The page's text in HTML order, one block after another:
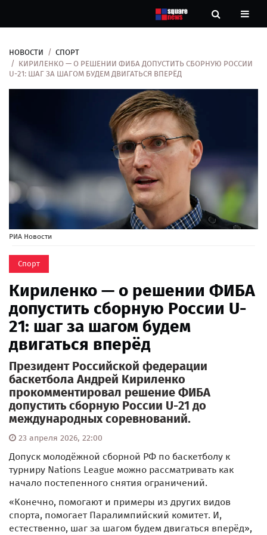
Новости
Рубрики
О
нас
НОВОСТИ
СПОРТ
КИРИЛЕНКО — О РЕШЕНИИ ФИБА ДОПУСТИТЬ СБОРНУЮ РОССИИ
U-21: ШАГ ЗА ШАГОМ БУДЕМ ДВИГАТЬСЯ ВПЕРЁД
РИА Новости
Спорт
Кириленко — о решении ФИБА
допустить сборную России U-
21: шаг за шагом будем
двигаться вперёд
Президент Российской федерации
баскетбола Андрей Кириленко
прокомментировал решение ФИБА
допустить сборную России U-21 до
международных соревнований.
23 апреля 2026, 22:00
Допуск молодёжной сборной РФ по баскетболу к
турниру Nations League можно рассматривать как
начало постепенного снятия ограничений.
«Конечно, помогают и примеры из других видов
спорта, помогает Паралимпийский комитет. И,
естественно, шаг за шагом будем двигаться вперёд»,